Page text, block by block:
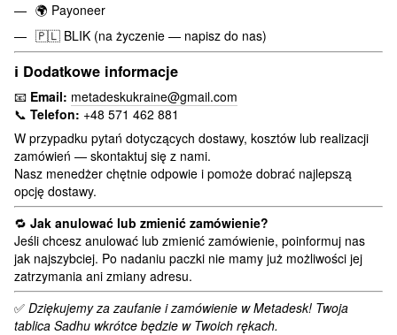
🌍 Payoneer
🇵🇱 BLIK (na życzenie — napisz do nas)
ℹ️ Dodatkowe informacje
📧 Email: metadeskukraine@gmail.com
📞 Telefon: +48 571 462 881
W przypadku pytań dotyczących dostawy, kosztów lub realizacji
zamówień — skontaktuj się z nami.
Nasz menedżer chętnie odpowie i pomoże dobrać najlepszą
opcję dostawy.
🔁 Jak anulować lub zmienić zamówienie?
Jeśli chcesz anulować lub zmienić zamówienie, poinformuj nas
jak najszybciej. Po nadaniu paczki nie mamy już możliwości jej
zatrzymania ani zmiany adresu.
✅ Dziękujemy za zaufanie i zamówienie w Metadesk! Twoja
tablica Sadhu wkrótce będzie w Twoich rękach.